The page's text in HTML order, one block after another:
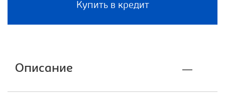
Купить в кредит
Описание